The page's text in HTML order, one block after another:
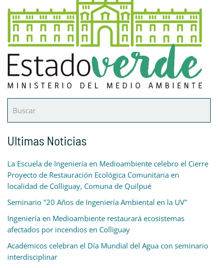
Ultimas Noticias
La Escuela de Ingeniería en Medioambiente celebro el Cierre
Proyecto de Restauración Ecológica Comunitaria en
localidad de Colliguay, Comuna de Quilpué
Seminario "20 Años de Ingeniería Ambiental en la UV"
Ingeniería en Medioambiente restaurará ecosistemas
afectados por incendios en Colliguay
Académicos celebran el Día Mundial del Agua con seminario
interdisciplinar